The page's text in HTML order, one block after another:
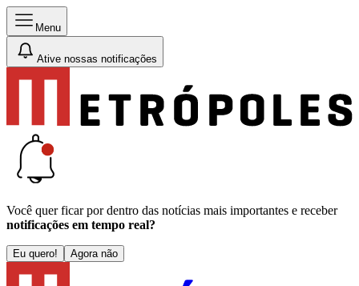
Menu
Ative nossas notificações
Você quer ficar por dentro das notícias mais importantes e receber
notificações em tempo real?
Eu quero! Agora não